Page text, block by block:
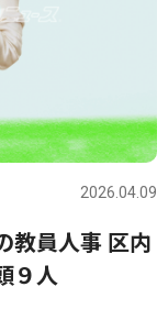
2026.04.09
教員人事 区内
９人